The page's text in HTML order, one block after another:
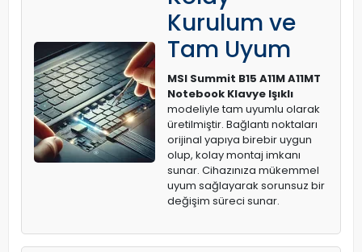
Kurulum ve
Tam Uyum
MSI Summit B15 A11M A11MT
Notebook Klavye Işıklı
modeliyle tam uyumlu olarak
üretilmiştir. Bağlantı noktaları
orijinal yapıya birebir uygun
olup, kolay montaj imkanı
sunar. Cihazınıza mükemmel
uyum sağlayarak sorunsuz bir
değişim süreci sunar.